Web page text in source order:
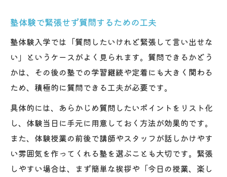
塾体験で緊張せず質問するための工夫
塾体験入学では「質問したいけれど緊張して言い出せな
い」というケースがよく見られます。質問できるかどう
かは、その後の塾での学習継続や定着にも大きく関わる
ため、積極的に質問できる工夫が必要です。
具体的には、あらかじめ質問したいポイントをリスト化
し、体験当日に手元に用意しておく方法が効果的です。
また、体験授業の前後で講師やスタッフが話しかけやす
い雰囲気を作ってくれる塾を選ぶことも大切です。緊張
しやすい場合は、まず簡単な挨拶や「今日の授業、楽し